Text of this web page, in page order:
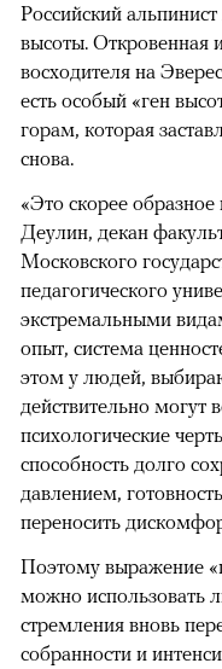
Российский
высоты. Откровенная
восходителя на
есть особый «ген
горам, которая
снова.
«Это скорее
Деулин, декан
Московского
педагогического
экстремальными
опыт, система
этом у людей,
действительно могут
психологические
способность долго
давлением,
переносить
Поэтому выражение
можно использовать
стремления вновь
собранности и